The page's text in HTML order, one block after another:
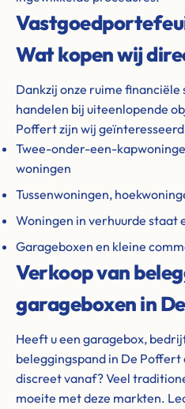
Wat kopen wij
Dankzij onze ruime
handelen bij uiteenlopende
Poffert zijn wij
Twee-onder-een-
woningen
Tussenwoningen,
Woningen in verhuurde staat
Garageboxen en kleine
Verkoop van
garageboxen in
Heeft u een garagebox,
beleggingspand in De Poffert
discreet vanaf? Veel
moeite met deze markten.